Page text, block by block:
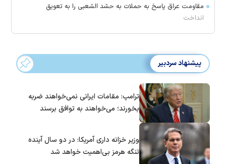
مقاومت عراق پاسخ به حملات به حشد الشعبی را به تعویق
انداخت
پیشنهاد سردبیر
ترامپ: مقامات ایرانی نمی‌خواهند ضربه
بخورند؛ می‌خواهند به توافق برسند
وزیر خزانه داری آمریکا: در دو سال آینده
تنگه هرمز بی‌اهمیت خواهد شد